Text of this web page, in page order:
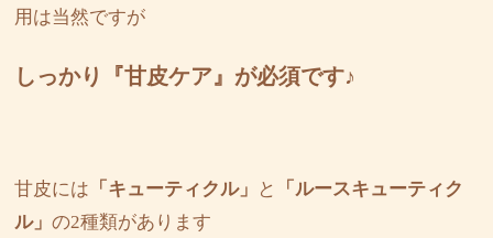
用は当然ですが
しっかり『甘皮ケア』が必須です♪
甘皮には 「キューティクル」 と
「ルースキューティク
ル」 の2種類があります